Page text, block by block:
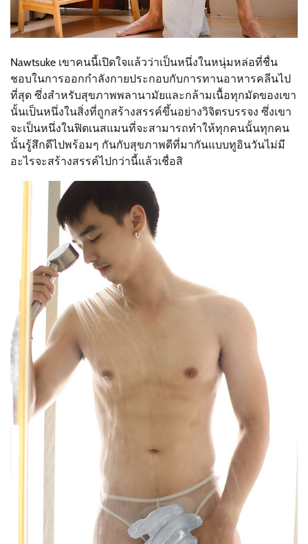
Nawtsuke เขาคนนี้เปิดใจแล้วว่าเป็นหนึ่งในหนุ่มหล่อที่ชื่น
ชอบในการออกกำลังกายประกอบกับการทานอาหารคลีนไป
ที่สุด ซึ่งสำหรับสุขภาพพลานามัยและกล้ามเนื้อทุกมัดของเขา
นั้นเป็นหนึ่งในสิ่งที่ถูกสร้างสรรค์ขึ้นอย่างวิจิตรบรรจง ซึ่งเขา
จะเป็นหนึ่งในฟิตเนสแมนที่จะสามารถทำให้ทุกคนนั้นทุกคน
นั้นรู้สึกดีไปพร้อมๆ กันกับสุขภาพดีที่มากันแบบทูอินวันไม่มี
อะไรจะสร้างสรรค์ไปกว่านี้แล้วเชื่อสิ